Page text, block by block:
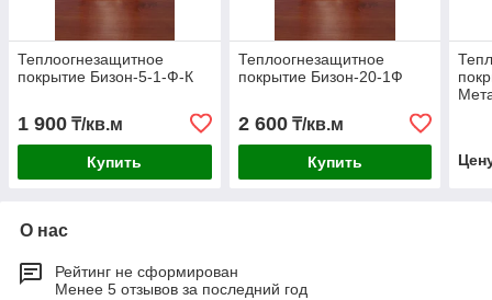
Теплоогнезащитное
покрытие Бизон-5-1-Ф-К
1 900 ₸/кв.м
Купить
Теплоогнезащитное
покрытие Бизон-20-1Ф
2 600₸/кв.м
Купить
О нас
Рейтинг не сформирован
Менее 5 отзывов за последний год